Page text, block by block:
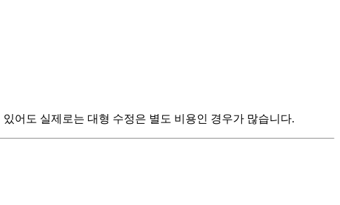
어도 실제로는 대형 수정은 별도 비용인 경우가 많습니다.